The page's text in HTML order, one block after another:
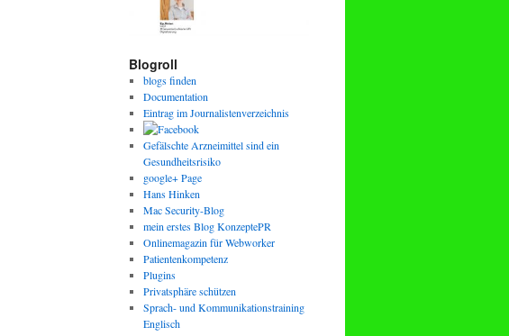
Blogroll
blogs finden
Documentation
Eintrag im Journalistenverzeichnis
Gefälschte Arzneimittel sind ein
Gesundheitsrisiko
google+ Page
Hans Hinken
Mac Security-Blog
mein erstes Blog KonzeptePR
Onlinemagazin für Webworker
Patientenkompetenz
Plugins
Privatsphäre schützen
Sprach- und Kommunikationstraining
Englisch